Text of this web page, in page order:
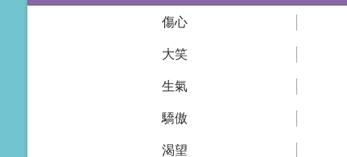
傷心
大笑
生氣
驕傲
渴望